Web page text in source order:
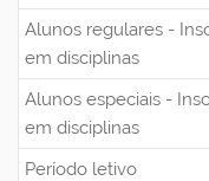
Alunos regulares -
em disciplinas
Alunos especiais -
em disciplinas
Período letivo